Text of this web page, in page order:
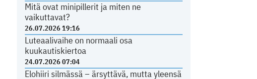
Mitä ovat minipillerit ja miten ne
vaikuttavat?
26.07.2026 19:16
Luteaalivaihe on normaali osa
kuukautiskiertoa
24.07.2026 07:04
Elohiiri silmässä – ärsyttävä, mutta yleensä